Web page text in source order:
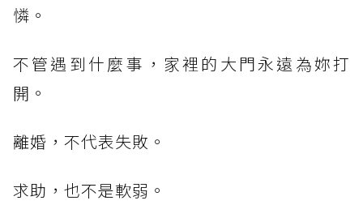
憐。
不管遇到什麼事，家裡的大門永遠為妳打
開。
離婚，不代表失敗。
求助，也不是軟弱。